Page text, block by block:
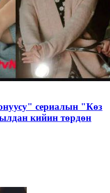
сериалын "Көз
кийин төрдөн